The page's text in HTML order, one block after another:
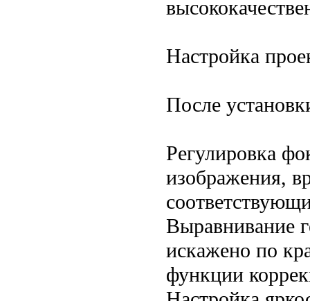
Настройка
После
Регулировка
изображения,
Выравнивание
искажено по
функции